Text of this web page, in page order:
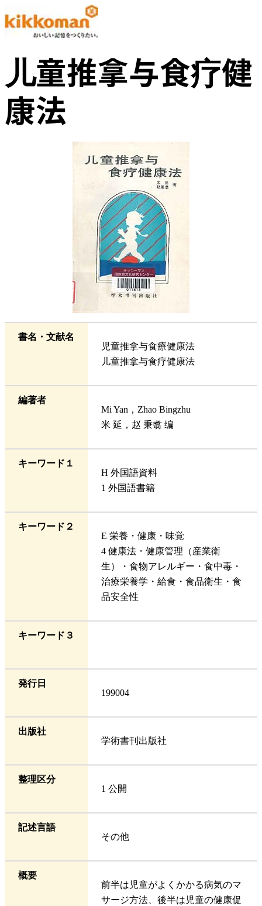
儿童推拿与食疗健
康法
書名・文献名
児童推拿与食療健康法
儿童推拿与食疗健康法
編著者
Mi Yan，Zhao Bingzhu
米 延，赵 秉翥 编
キーワード１
H 外国語資料
1 外国語書籍
キーワード２
E 栄養・健康・味覚
4 健康法・健康管理（産業衛
生）・食物アレルギー・食中毒・
治療栄養学・給食・食品衛生・食
品安全性
キーワード３
発行日
199004
出版社
学術書刊出版社
整理区分
1 公開
記述言語
その他
概要
前半は児童がよくかかる病気のマ
サージ方法、後半は児童の健康促